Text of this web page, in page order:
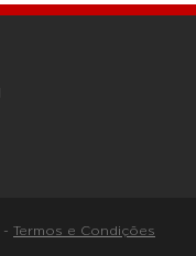
- Termos e Condições